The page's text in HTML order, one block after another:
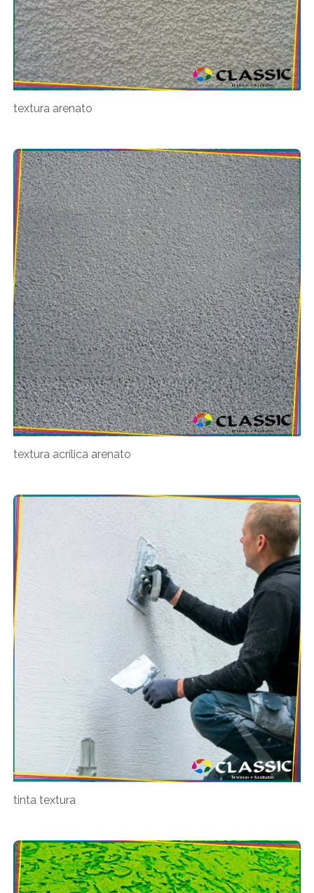
textura arenato
textura acrílica arenato
tinta textura